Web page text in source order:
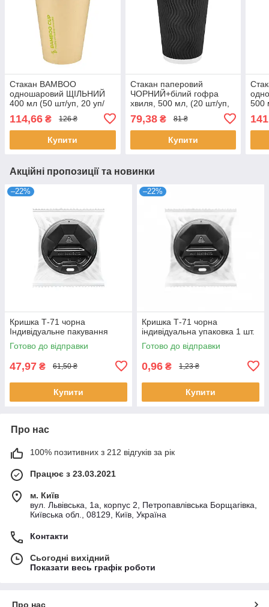
Стакан ВАМВОО
одношаровий ЩІЛЬНИЙ
400 мл (50 шт/уп, 20 уп/
114,66 ₴ 126 ₴
Купити
Стакан паперовий
ЧОРНИЙ+білий гофра
хвиля, 500 мл, (20 шт/уп,
79,38₴ 81 ₴
Купити
500
Акційні пропозиції та новинки
–22%
Кришка Т-71 чорна
Індивідуальне пакування
Готово до відправки
47,97 ₴ 61,50 ₴
Купити
–22%
Кришка Т-71 чорна
індивідуальна упаковка 1 шт.
Готово до відправки
0,96 ₴ 1,23 ₴
Купити
Про нас
100% позитивних з 212 відгуків за рік
Працює з 23.03.2021
м. Київ
вул. Львівська, 1а, корпус 2, Петропавлівська Борщагівка,
Київська обл., 08129, Київ, Україна
Контакти
Сьогодні вихідний
Показати весь графік роботи
Про нас